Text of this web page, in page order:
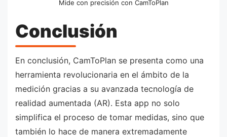
Mide con precisión con CamToPlan
Conclusión
En conclusión, CamToPlan se presenta como una
herramienta revolucionaria en el ámbito de la
medición gracias a su avanzada tecnología de
realidad aumentada (AR). Esta app no solo
simplifica el proceso de tomar medidas, sino que
también lo hace de manera extremadamente